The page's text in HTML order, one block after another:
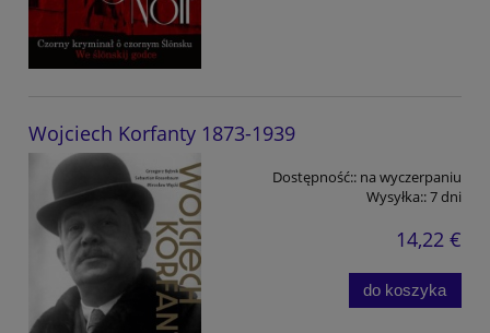
Wojciech Korfanty 1873-1939
Dostępność:: na wyczerpaniu
Wysyłka::7 dni
14,22 €
do koszyka